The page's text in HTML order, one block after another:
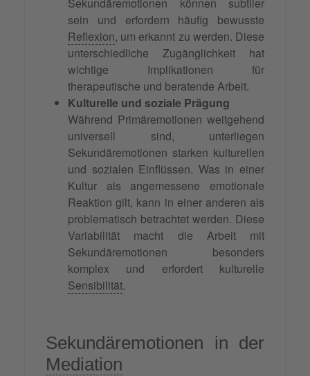
Sekundäremotionen können subtiler
sein und erfordern häufig bewusste
Reflexion, um erkannt zu werden. Diese
unterschiedliche Zugänglichkeit hat
wichtige Implikationen für
therapeutische und beratende Arbeit.
Kulturelle und soziale Prägung
Während Primäremotionen weitgehend
universell sind, unterliegen
Sekundäremotionen starken kulturellen
und sozialen Einflüssen. Was in einer
Kultur als angemessene emotionale
Reaktion gilt, kann in einer anderen als
problematisch betrachtet werden. Diese
Variabilität macht die Arbeit mit
Sekundäremotionen besonders
komplex und erfordert kulturelle
Sensibilität.
Sekundäremotionen in der
Mediation